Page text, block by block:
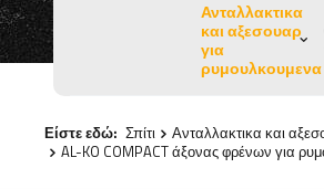
Ανταλλακτικα
και αξεσουαρ
για
ρυμουλκουμενα
Είστε εδώ: Σπίτι Ανταλλακτικα και
AL-KO COMPACT άξονας φρένων για